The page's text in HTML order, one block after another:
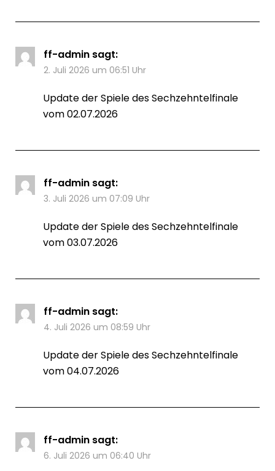
ff-admin sagt:
2. Juli 2026 um 06:51 Uhr
Update der Spiele des Sechzehntelfinale
vom 02.07.2026
ff-admin sagt:
3. Juli 2026 um 07:09 Uhr
Update der Spiele des Sechzehntelfinale
vom 03.07.2026
ff-admin sagt:
4. Juli 2026 um 08:59 Uhr
Update der Spiele des Sechzehntelfinale
vom 04.07.2026
ff-admin sagt:
6. Juli 2026 um 06:40 Uhr